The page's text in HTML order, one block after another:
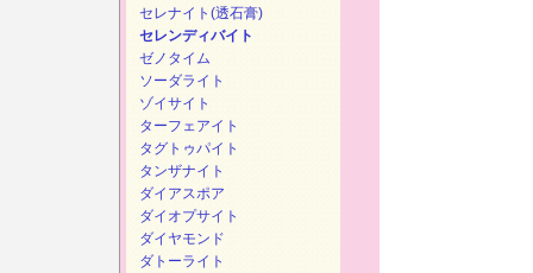
セレナイト(透石膏)
セレンディバイト
ゼノタイム
ソーダライト
ゾイサイト
ターフェアイト
タグトゥパイト
タンザナイト
ダイアスポア
ダイオプサイト
ダイヤモンド
ダトーライト